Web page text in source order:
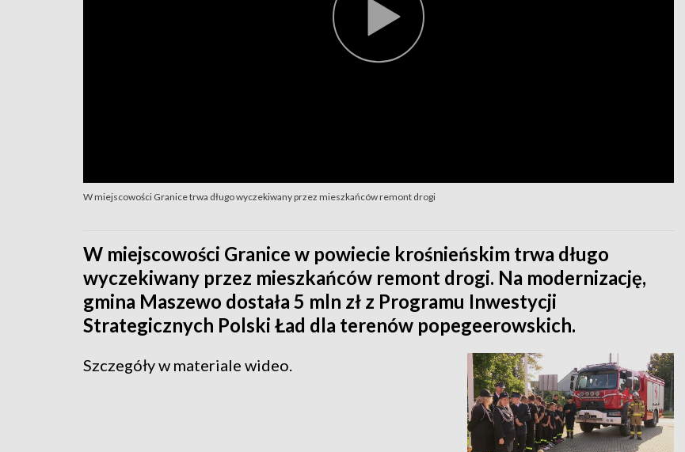
W miejscowości Granice trwa długo wyczekiwany przez mieszkańców remont drogi
W miejscowości Granice w powiecie krośnieńskim trwa długo
wyczekiwany przez mieszkańców remont drogi. Na modernizację,
gmina Maszewo dostała 5 mln zł z Programu Inwestycji
Strategicznych Polski Ład dla terenów popegeerowskich.
Szczegóły w materiale wideo.